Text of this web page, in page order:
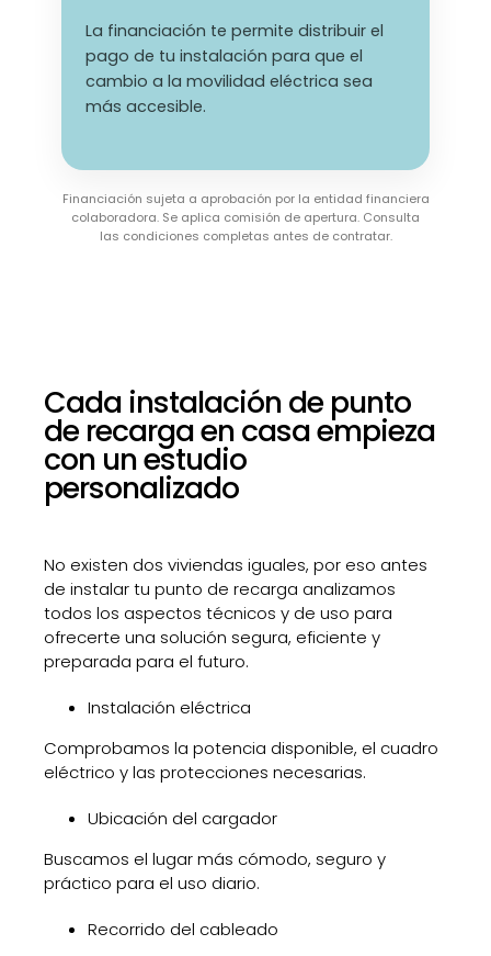
La financiación te permite distribuir el
pago de tu instalación para que el
cambio a la movilidad eléctrica sea
más accesible.
Financiación sujeta a aprobación por la entidad financiera
colaboradora. Se aplica comisión de apertura. Consulta
las condiciones completas antes de contratar.
Cada instalación de punto
de recarga en casa empieza
con un estudio
personalizado
No existen dos viviendas iguales, por eso antes
de instalar tu punto de recarga analizamos
todos los aspectos técnicos y de uso para
ofrecerte una solución segura, eficiente y
preparada para el futuro.
Instalación eléctrica
Comprobamos la potencia disponible, el cuadro
eléctrico y las protecciones necesarias.
Ubicación del cargador
Buscamos el lugar más cómodo, seguro y
práctico para el uso diario.
Recorrido del cableado